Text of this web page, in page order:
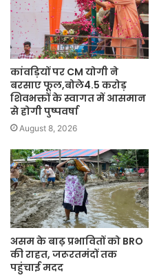
कांवड़ियों पर CM योगी ने
बरसाए फूल,बोले4.5 करोड़
शिवभक्तों के स्वागत में आसमान
से होगी पुष्पवर्षा
August 8, 2026
असम के बाढ़ प्रभावितों को BRO
की राहत, जरूरतमंदों तक
पहुंचाई मदद